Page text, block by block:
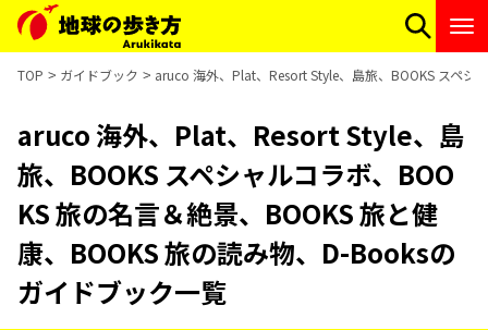
TOP ガイドブック aruco 海外、Plat、Resort Style、島旅、BOOKS スペシ
aruco 海外、Plat、Resort Style、島
旅、BOOKS スペシャルコラボ、BOO
KS 旅の名言＆絶景、BOOKS 旅と健
康、BOOKS 旅の読み物、D-Booksの
ガイドブック一覧